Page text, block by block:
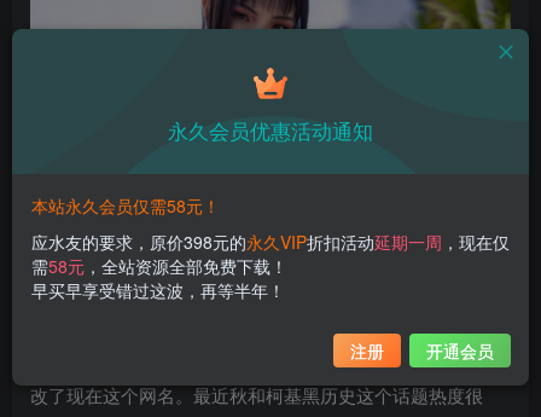
今天掌柜来给大家介绍一位成名已久的妹子，她就是
夏小秋是她曾经用过的昵称，由于一些众所周知的原因所以
改了现在这个网名。最近秋和柯基黑历史这个话题热度很
永久会员优惠活动通知
本站永久会员仅需58元！
应水友的要求，原价398元的永久VIP折扣活动延期一周 ，现在仅
需58元 ，全站资源全部免费下载！
早买早享受错过这波，再等半年！
注册 开通会员